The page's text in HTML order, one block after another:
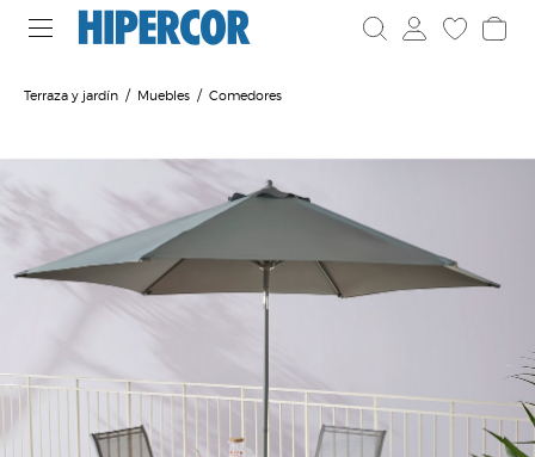
Terraza y jardín Muebles Comedores